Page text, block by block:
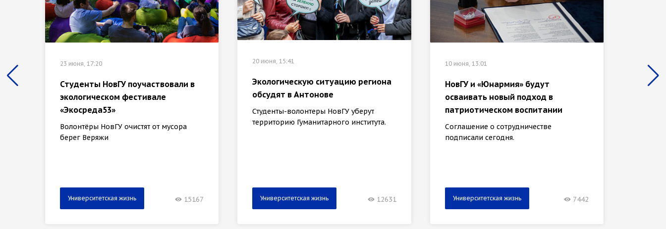
23 июня, 17:20
Студенты НовГУ поучаствовали в
экологическом фестивале
«Экосреда53»
Волонтёры НовГУ очистят от мусора
берег Веряжи
Университетская жизнь 15167
20 июня, 15:41
Экологическую ситуацию региона
обсудят в Антонове
Студенты-волонтеры НовГУ уберут
территорию Гуманитарного института.
Университетская жизнь 12631
10 июня, 13:01
НовГУ и «Юнармия» будут
осваивать новый подход в
патриотическом воспитании
Соглашение о сотрудничестве
подписали сегодня.
Университетская жизнь 7442
15